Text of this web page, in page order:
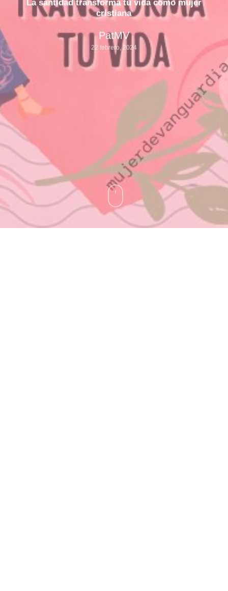
La santidad transforma tu vida como mujer
cristiana
PatMV
22 febrero, 2024